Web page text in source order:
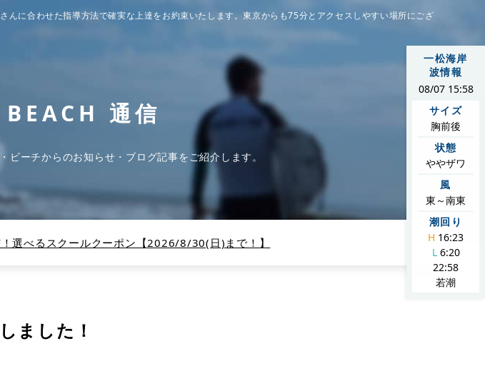
一松海岸
波情報
08/07 15:58
サイズ
胸前後
状態
ややザワ
風
東～南東
潮回り
H 16:23
L6:20
22:58
若潮
んに合わせた指導方法で確実な上達をお約束いたします。東京からも75分とアクセスしやすい場所にござ
BEACH 通信
ビーチからのお知らせ・ブログ記事をご紹介します。
選べるスクールクーポン【2026/8/30(日)まで！】
ました！